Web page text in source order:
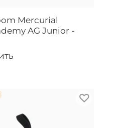
Mercurial
AG Junior -